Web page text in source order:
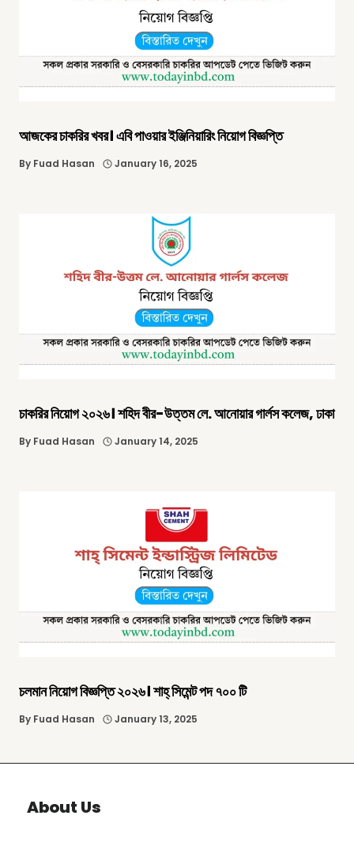
আজকের চাকরির খবর। এবি পাওয়ার ইঞ্জিনিয়ারিং নিয়োগ বিজ্ঞপ্তি
By Fuad Hasan January 16, 2025
চাকরির নিয়োগ ২০২৬। শহিদ বীর-উত্তম লে. আনোয়ার গার্লস কলেজ, ঢাকা
By Fuad Hasan January 14, 2025
চলমান নিয়োগ বিজ্ঞপ্তি ২০২৬। শাহ্ সিমেন্ট পদ ৭০০ টি
By Fuad Hasan January 13, 2025
About Us